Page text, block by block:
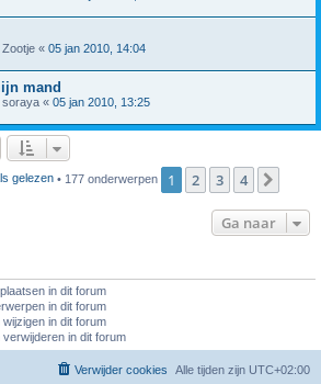
Zootje « 05 jan 2010, 14:04
mand
soraya « 05 jan 2010, 13:25
gelezen • 177 onderwerpen 1 2 3 4
Ga naar
in dit forum
in dit forum
in dit forum
in dit forum
Alle tijden zijn UTC+02:00
Verwijder cookies